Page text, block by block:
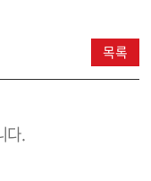
목록
다.